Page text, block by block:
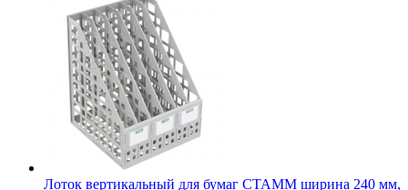
Лоток вертикальный для бумаг СТАММ ширина 240 мм,